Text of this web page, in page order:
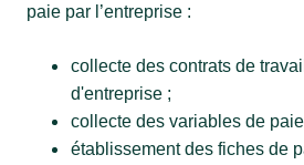
paie par l’entreprise :
collecte des contrats de
d'entreprise ;
collecte des variables de
établissement des fiches de